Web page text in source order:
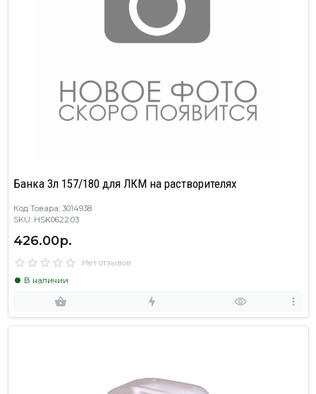
Банка 3л 157/180 для ЛКМ на растворителях
Код Товара: 3014938
SKU: HSK0622.03
426.00р.
Нет отзывов
В наличии